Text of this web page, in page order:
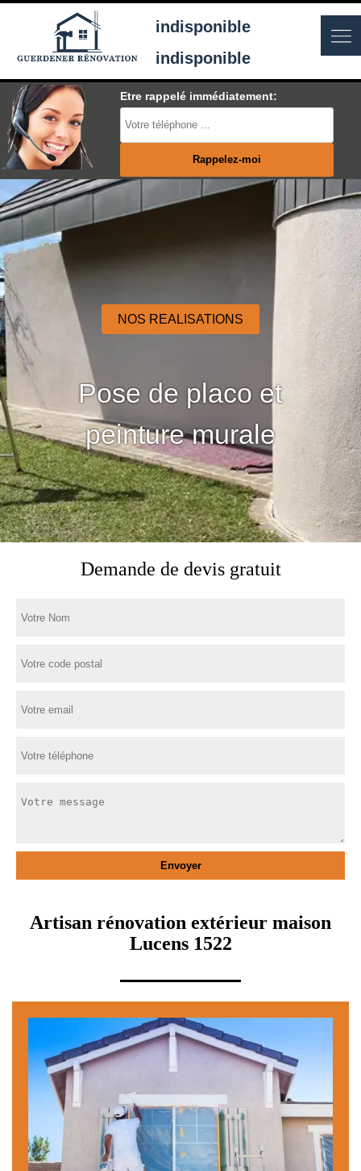
indisponible
indisponible
Etre rappelé immédiatement:
NOS REALISATIONS
Pose de placo et
peinture murale
Demande de devis gratuit
Artisan rénovation extérieur maison
Lucens 1522